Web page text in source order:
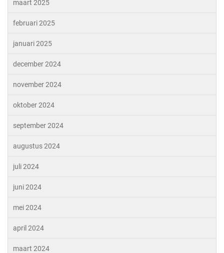
maart 2025
februari 2025
januari 2025
december 2024
november 2024
oktober 2024
september 2024
augustus 2024
juli 2024
juni 2024
mei 2024
april 2024
maart 2024